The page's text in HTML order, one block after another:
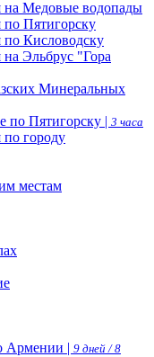
на Медовые водопады
по Пятигорску
по Кисловодску
Эльбрус "Гора
Минеральных
по Пятигорску | 3 часа
по городу
местам
Армении | 9 дней / 8